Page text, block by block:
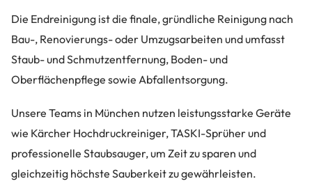
Die Endreinigung ist die finale, gründliche Reinigung nach
Bau-, Renovierungs- oder Umzugsarbeiten und umfasst
Staub- und Schmutzentfernung, Boden- und
Oberflächenpflege sowie Abfallentsorgung.
Unsere Teams in München nutzen leistungsstarke Geräte
wie Kärcher Hochdruckreiniger, TASKI-Sprüher und
professionelle Staubsauger, um Zeit zu sparen und
gleichzeitig höchste Sauberkeit zu gewährleisten.